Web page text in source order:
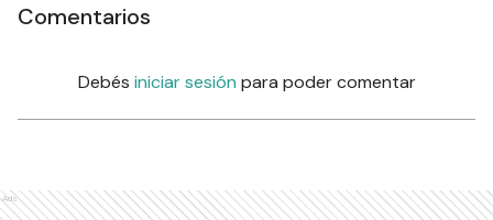
Comentarios
Debés iniciar sesión para poder comentar
Ads